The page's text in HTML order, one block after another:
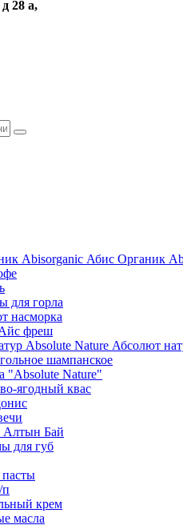
28 а,
Абис Органик
для горла
насморка
фреш
Абсолют
шампанское
"Absolute Nature"
ягодный квас
Алтын Бай
для губ
крем
масла